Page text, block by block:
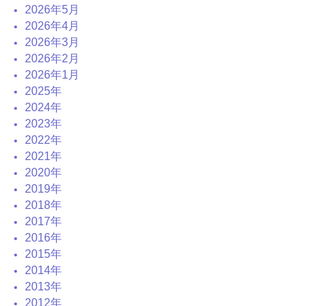
2026年5月
2026年4月
2026年3月
2026年2月
2026年1月
2025年
2024年
2023年
2022年
2021年
2020年
2019年
2018年
2017年
2016年
2015年
2014年
2013年
2012年